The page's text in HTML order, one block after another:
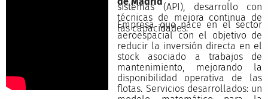
sistemas (API), desarrollo con
técnicas de mejora continua de
las capacidades.
Empresa que nace en el sector
aeroespacial con el objetivo de
reducir la inversión directa en el
stock asociado a trabajos de
mantenimiento, mejorando la
disponibilidad operativa de las
flotas. Servicios desarrollados: un